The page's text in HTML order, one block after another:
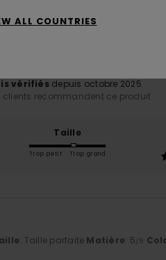
5.0
vérifiés depuis octobre 2025
clients recommandent ce produit
Taille
Trop petit Trop grand
: Taille parfaite Matière: 5/5
ALL COUNTRIES